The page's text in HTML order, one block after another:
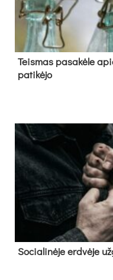
Teis­mas pa­sa­kė­le
pa­ti­kė­jo
So­cia­li­nė­je erd­vė­je